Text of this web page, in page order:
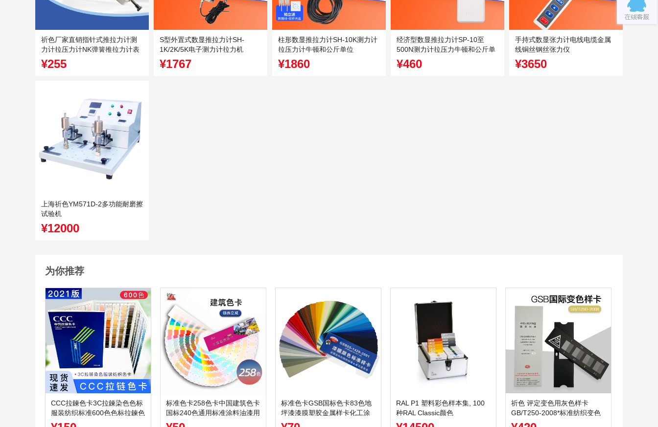
祈色厂家直销指针式推拉力计测
力计拉压力计NK弹簧推拉力计表
盘式推拉力计
¥255
S型外置式数显推拉力计SH-
1K/2K/5K电子测力计拉力机
¥1767
柱形数显推拉力计SH-10K测力计
拉压力计牛顿和公斤单位
¥1860
经济型数显推拉力计SP-10至
500N测力计拉压力牛顿和公斤单
位
¥460
手持式数显张力计电线电缆金属
线铜丝钢丝张力仪
¥3650
上海祈色YM571D-2多功能耐磨擦
试验机
¥12000
为你推荐
CCC拉鍊色卡3C拉鍊染色色标
服装纺织标准600色色标拉鍊色
卡
标准色卡258色卡中国建筑色卡
国标240色通用标准涂料油漆用
色卡可定制封面
标准色卡GSB国标色卡83色地
坪漆漆膜塑胶金属样卡化工涂
料GSB05-1426-2001
RAL P1 塑料彩色样本集, 100
种RAL Classic颜色
祈色 评定变色用灰色样卡
GB/T250-2008*标准纺织变色
灰卡沾色105A02